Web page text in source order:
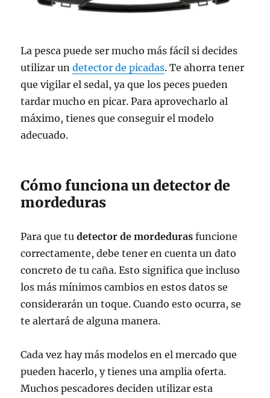
La pesca puede ser mucho más fácil si decides
utilizar undetector de picadas. Te ahorra tener
que vigilar el sedal, ya que los peces pueden
tardar mucho en picar. Para aprovecharlo al
máximo, tienes que conseguir el modelo
adecuado.
Cómo funciona un detector de
mordeduras
Para que tudetector de mordeduras funcione
correctamente, debe tener en cuenta un dato
concreto de tu caña. Esto significa que incluso
los más mínimos cambios en estos datos se
considerarán un toque. Cuando esto ocurra, se
te alertará de alguna manera.
Cada vez hay más modelos en el mercado que
pueden hacerlo, y tienes una amplia oferta.
Muchos pescadores deciden utilizar esta